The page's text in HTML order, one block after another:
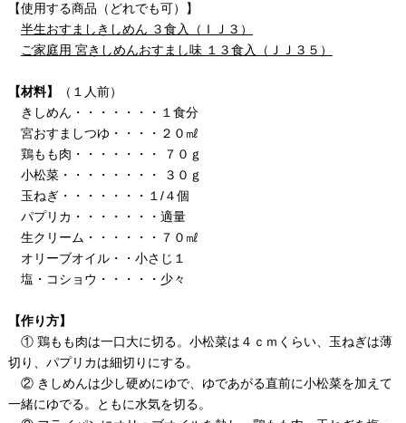
【使用する商品（どれでも可）】
半生おすましきしめん ３食入（ＩＪ３）
ご家庭用 宮きしめんおすまし味 １３食入（ＪＪ３５）
【材料】
（１人前）
きしめん・・・・・・・１食分
宮おすましつゆ・・・・２０㎖
鶏もも肉・・・・・・・ ７０ｇ
小松菜・・・・・・・・ ３０ｇ
玉ねぎ・・・・・・・１/４個
パプリカ・・・・・・・適量
生クリーム・・・・・・７０㎖
オリーブオイル・・小さじ１
塩・コショウ・・・・・少々
【作り方】
① 鶏もも肉は一口大に切る。小松菜は４ｃｍくらい、玉ねぎは薄
切り、パプリカは細切りにする。
② きしめんは少し硬めにゆで、ゆであがる直前に小松菜を加えて
一緒にゆでる。ともに水気を切る。